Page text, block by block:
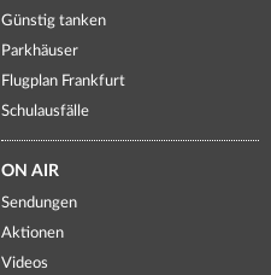
Günstig tanken
Parkhäuser
Flugplan Frankfurt
Schulausfälle
ON AIR
Sendungen
Aktionen
Videos